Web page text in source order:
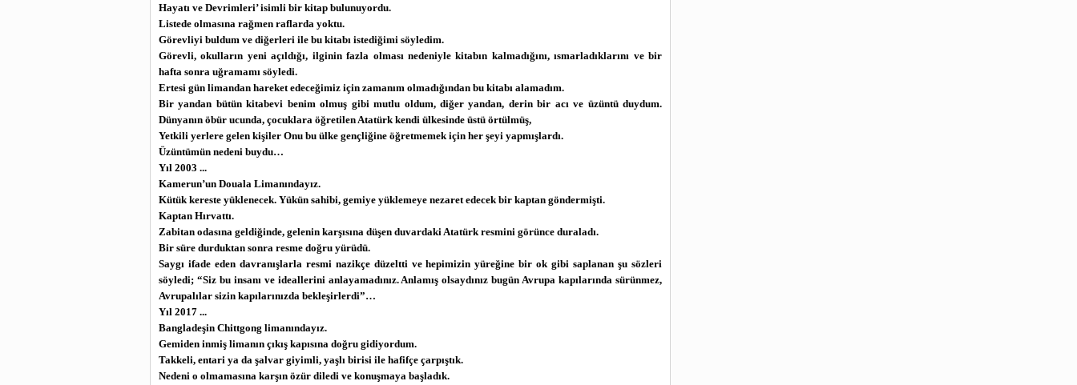
Hayatı ve Devrimleri’ isimli bir kitap bulunuyordu.
Listede olmasına rağmen raflarda yoktu.
Görevliyi buldum ve diğerleri ile bu kitabı istediğimi söyledim.
Görevli, okulların yeni açıldığı, ilginin fazla olması nedeniyle kitabın kalmadığını, ısmarladıklarını ve bir
hafta sonra uğramamı söyledi.
Ertesi gün limandan hareket edeceğimiz için zamanım olmadığından bu kitabı alamadım.
Bir yandan bütün kitabevi benim olmuş gibi mutlu oldum, diğer yandan, derin bir acı ve üzüntü duydum.
Dünyanın öbür ucunda, çocuklara öğretilen Atatürk kendi ülkesinde üstü örtülmüş,
Yetkili yerlere gelen kişiler Onu bu ülke gençliğine öğretmemek için her şeyi yapmışlardı.
Üzüntümün nedeni buydu…
Yıl 2003 ...
Kamerun’un Douala Limanındayız.
Kütük kereste yüklenecek. Yükün sahibi, gemiye yüklemeye nezaret edecek bir kaptan göndermişti.
Kaptan Hırvattı.
Zabitan odasına geldiğinde, gelenin karşısına düşen duvardaki Atatürk resmini görünce duraladı.
Bir süre durduktan sonra resme doğru yürüdü.
Saygı ifade eden davranışlarla resmi nazikçe düzeltti ve hepimizin yüreğine bir ok gibi saplanan şu sözleri
söyledi; “Siz bu insanı ve ideallerini anlayamadınız. Anlamış olsaydınız bugün Avrupa kapılarında sürünmez,
Avrupalılar sizin kapılarınızda bekleşirlerdi”…
Yıl 2017 ...
Bangladeşin Chittgong limanındayız.
Gemiden inmiş limanın çıkış kapısına doğru gidiyordum.
Takkeli, entari ya da şalvar giyimli, yaşlı birisi ile hafifçe çarpıştık.
Nedeni o olmamasına karşın özür diledi ve konuşmaya başladık.